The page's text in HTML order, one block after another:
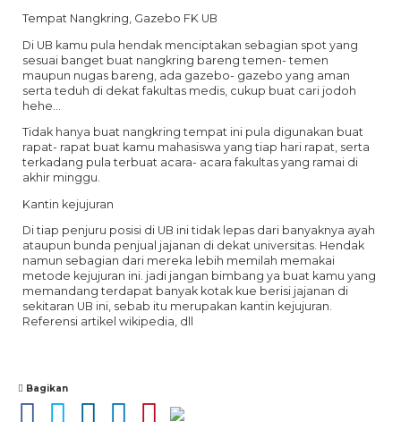
Tempat Nangkring, Gazebo FK UB
Di UB kamu pula hendak menciptakan sebagian spot yang
sesuai banget buat nangkring bareng temen- temen
maupun nugas bareng, ada gazebo- gazebo yang aman
serta teduh di dekat fakultas medis, cukup buat cari jodoh
hehe…
Tidak hanya buat nangkring tempat ini pula digunakan buat
rapat- rapat buat kamu mahasiswa yang tiap hari rapat, serta
terkadang pula terbuat acara- acara fakultas yang ramai di
akhir minggu.
Kantin kejujuran
Di tiap penjuru posisi di UB ini tidak lepas dari banyaknya ayah
ataupun bunda penjual jajanan di dekat universitas. Hendak
namun sebagian dari mereka lebih memilah memakai
metode kejujuran ini. jadi jangan bimbang ya buat kamu yang
memandang terdapat banyak kotak kue berisi jajanan di
sekitaran UB ini, sebab itu merupakan kantin kejujuran.
Referensi artikel wikipedia, dll
Bagikan